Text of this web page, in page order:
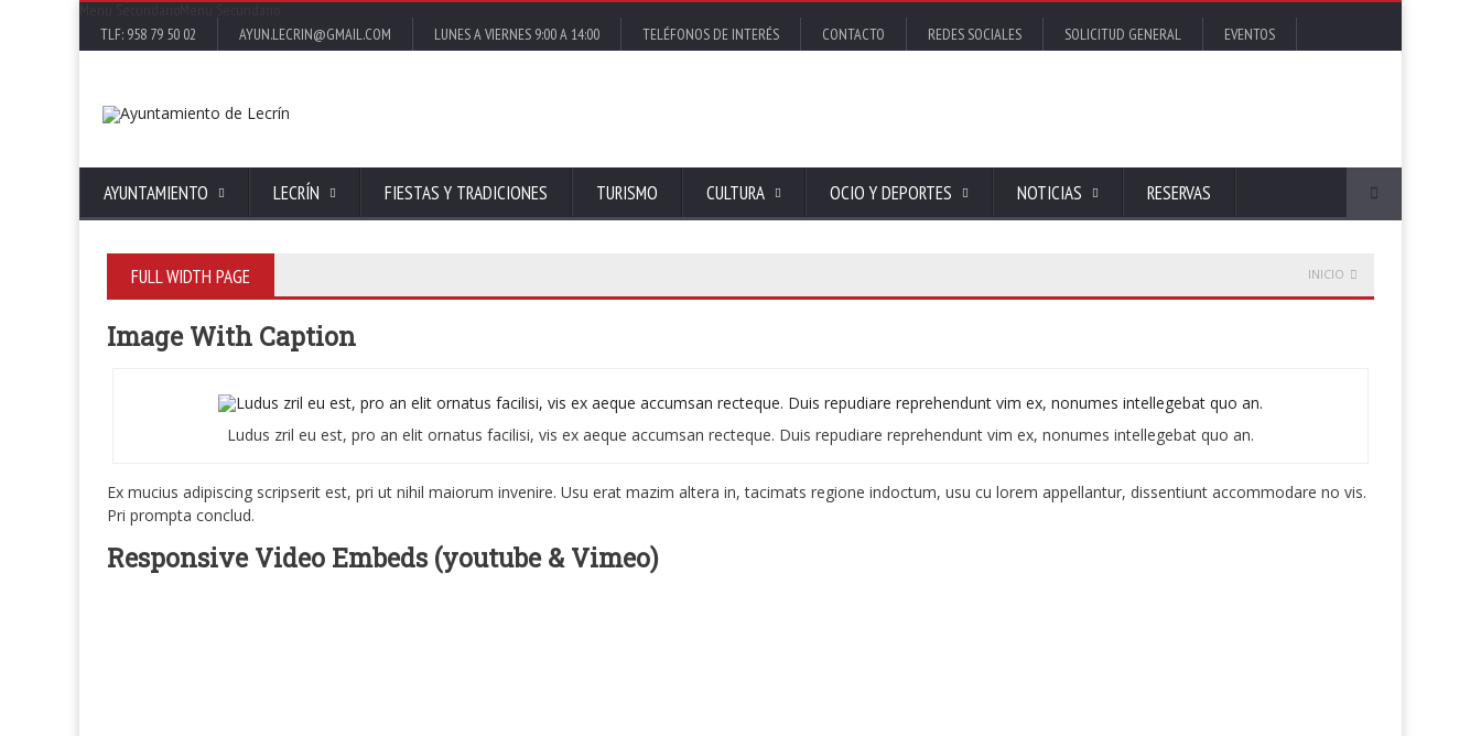
TLF: 958 79 50 02
AYUN.LECRIN@GMAIL.COM LUNES A VIERNES 9:00 A 14:00 TELÉFONOS DE INTERÉS CONTACTO REDES SOCIALES SOLICITUD GENERAL EVENTOS
AYUNTAMIENTO LECRÍN FIESTAS Y TRADICIONES TURISMO CULTURA OCIO Y DEPORTES NOTICIAS RESERVAS
FULL WIDTH PAGE INICIO
Image With Caption
Ludus zril eu est, pro an elit ornatus facilisi, vis ex aeque accumsan recteque. Duis repudiare reprehendunt vim ex, nonumes intellegebat quo an.
Ex mucius adipiscing scripserit est, pri ut nihil maiorum invenire. Usu erat mazim altera in, tacimats regione indoctum, usu cu lorem appellantur, dissentiunt accommodare no vis.
Pri prompta conclud.
Responsive Video Embeds (youtube & Vimeo)